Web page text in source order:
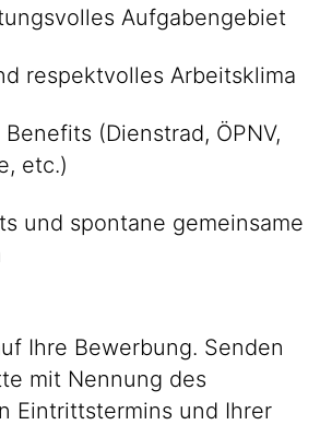
Aufgabengebiet
respektvolles Arbeitsklima
(Dienstrad, ÖPNV,
etc.)
und spontane gemeinsame
Ihre Bewerbung. Senden
mit Nennung des
Eintrittstermins und Ihrer